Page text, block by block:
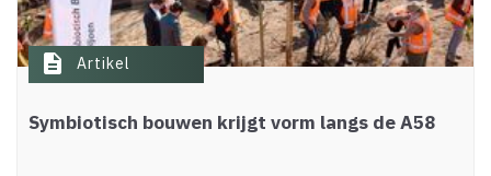
description Artikel
Symbiotisch bouwen krijgt vorm langs de A58